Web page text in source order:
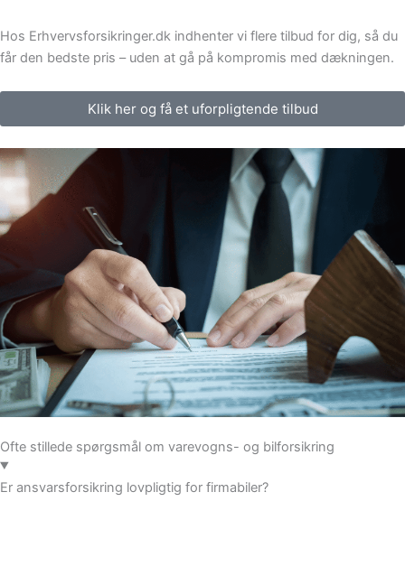
Hos Erhvervsforsikringer.dk indhenter vi flere tilbud for dig, så du
får den bedste pris – uden at gå på kompromis med dækningen.
Klik her og få et uforpligtende tilbud
Ofte stillede spørgsmål om varevogns- og bilforsikring
Er ansvarsforsikring lovpligtig for firmabiler?